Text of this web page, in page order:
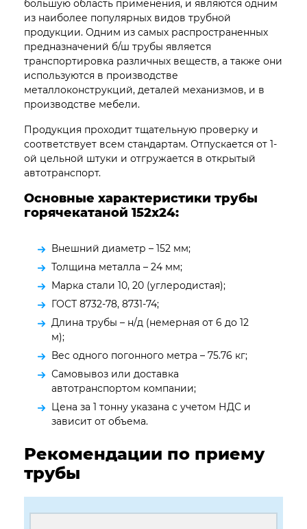
большую область применения, и являются одним
из наиболее популярных видов трубной
продукции. Одним из самых распространенных
предназначений б/ш трубы является
транспортировка различных веществ, а также они
используются в производстве
металлоконструкций, деталей механизмов, и в
производстве мебели.
Продукция проходит тщательную проверку и
соответствует всем стандартам. Отпускается от 1-
ой цельной штуки и отгружается в открытый
автотранспорт.
Основные характеристики трубы
горячекатаной 152х24:
Внешний диаметр – 152 мм;
Толщина металла – 24 мм;
Марка стали 10, 20 (углеродистая);
ГОСТ 8732-78, 8731-74;
Длина трубы – н/д (немерная от 6 до 12
м);
Вес одного погонного метра – 75.76 кг;
Самовывоз или доставка
автотранспортом компании;
Цена за 1 тонну указана с учетом НДС и
зависит от объема.
Рекомендации по приему
трубы